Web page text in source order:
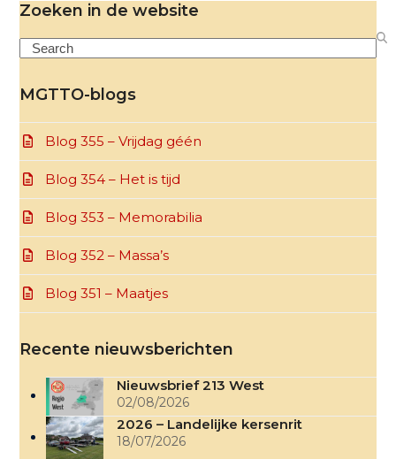
Zoeken in de website
Search
MGTTO-blogs
Blog 355 – Vrijdag géén
Blog 354 – Het is tijd
Blog 353 – Memorabilia
Blog 352 – Massa’s
Blog 351 – Maatjes
Recente nieuwsberichten
Nieuwsbrief 213 West
02/08/2026
2026 – Landelijke kersenrit
18/07/2026